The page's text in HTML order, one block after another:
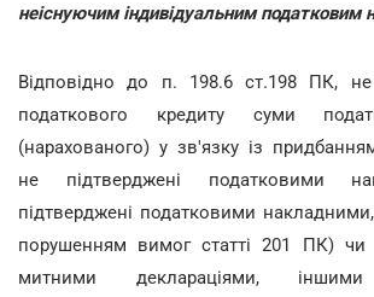
неіснуючим індивідуальним податковим
Відповідно до п. 198.6 ст.198 ПК, не
податкового кредиту суми
(нарахованого) у зв'язку із
не підтверджені податковими
підтверджені податковими
порушенням вимог статті 201 ПК) чи
митними деклараціями, іншими